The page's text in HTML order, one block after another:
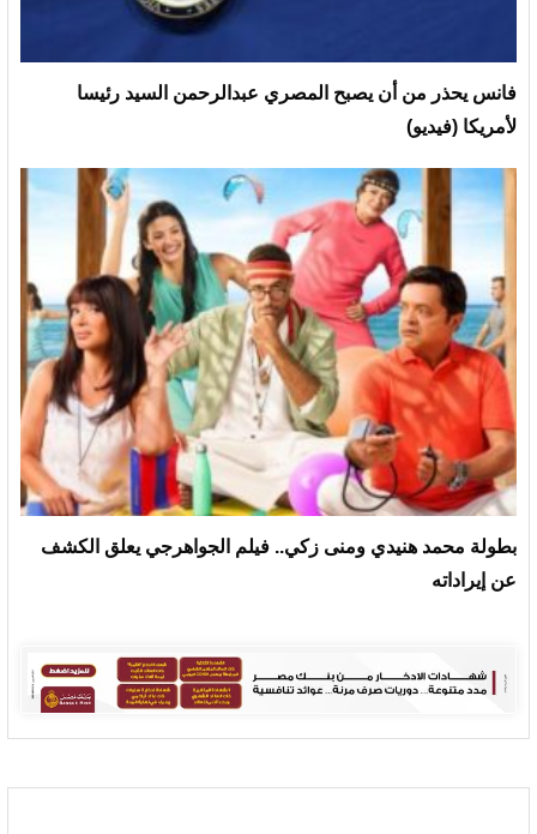
فانس يحذر من أن يصبح المصري عبدالرحمن السيد رئيسا
لأمريكا (فيديو)
بطولة محمد هنيدي ومنى زكي.. فيلم الجواهرجي يعلق الكشف
عن إيراداته